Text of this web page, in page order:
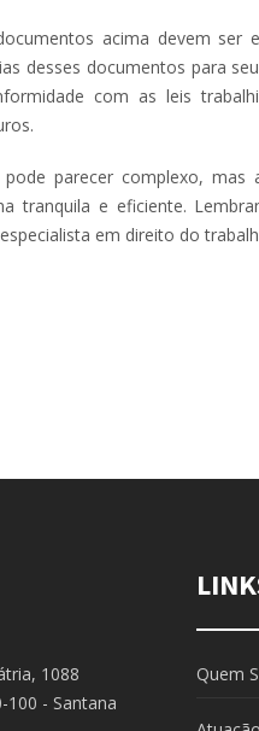
acima devem ser
desses documentos para
com as leis
parecer complexo, mas
tranquila e eficiente.
em direito do
1088
100 - Santana
Quem